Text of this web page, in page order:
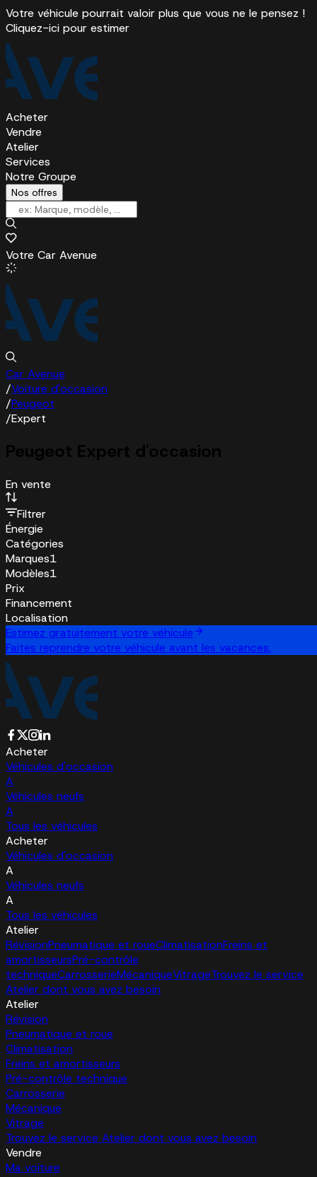
Votre véhicule pourrait valoir plus que vous ne le pensez !
Cliquez-ici pour estimer
Acheter
Vendre
Atelier
Services
Notre Groupe
Nos offres
Votre Car Avenue
Car Avenue
/Voiture d'occasion
/Peugeot
/Expert
En vente
Filtrer
Énergie
Catégories
Marques1
Modèles1
Prix
Financement
Localisation
Estimez gratuitement votre véhicule
Faites reprendre votre véhicule avant les vacances.
Acheter
Véhicules d'occasion
A
Véhicules neufs
A
Tous les véhicules
Acheter
Véhicules d'occasion
A
Véhicules neufs
A
Tous les véhicules
Atelier
RévisionPneumatique et roueClimatisationFreins et
amortisseursPré-contrôle
techniqueCarrosserieMécaniqueVitrageTrouvez le service
Atelier dont vous avez besoin
Atelier
Révision
Pneumatique et roue
Climatisation
Freins et amortisseurs
Pré-contrôle technique
Carrosserie
Mécanique
Vitrage
Trouvez le service Atelier dont vous avez besoin
Vendre
Ma voiture